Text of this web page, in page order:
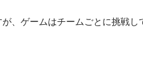
、ゲームはチームごとに挑戦し